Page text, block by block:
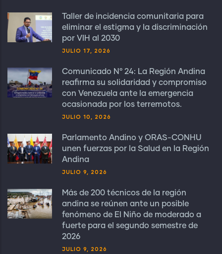
Taller de incidencia comunitaria para
eliminar el estigma y la discriminación
por VIH al 2030
JULIO 17, 2026
Comunicado N° 24: La Región Andina
reafirma su solidaridad y compromiso
con Venezuela ante la emergencia
ocasionada por los terremotos.
JULIO 10, 2026
Parlamento Andino y ORAS-CONHU
unen fuerzas por la Salud en la Región
Andina
JULIO 9, 2026
Más de 200 técnicos de la región
andina se reúnen ante un posible
fenómeno de El Niño de moderado a
fuerte para el segundo semestre de
2026
JULIO 9, 2026